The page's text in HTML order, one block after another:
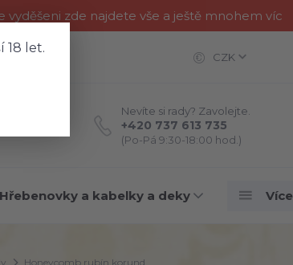
zde najdete vše a ještě mnohem víc
18 let.
CZK
Nevíte si rady? Zavolejte.
+420 737 613 735
(Po-Pá 9:30-18:00 hod.)
Hřebenovky a kabelky a deky Více
Honeycomb rubín korund